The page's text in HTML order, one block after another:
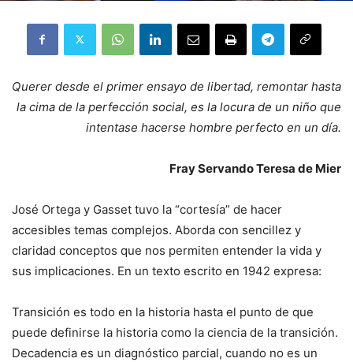
Querer desde el primer ensayo de libertad, remontar hasta
la cima de la perfección social, es la locura de un niño que
intentase hacerse hombre perfecto en un día.
Fray Servando Teresa de Mier
José Ortega y Gasset tuvo la “cortesía” de hacer
accesibles temas complejos. Aborda con sencillez y
claridad conceptos que nos permiten entender la vida y
sus implicaciones. En un texto escrito en 1942 expresa:
Transición es todo en la historia hasta el punto de que
puede definirse la historia como la ciencia de la transición.
Decadencia es un diagnóstico parcial, cuando no es un